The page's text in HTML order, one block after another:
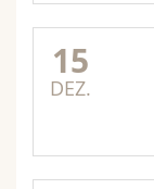
15
DEZ.